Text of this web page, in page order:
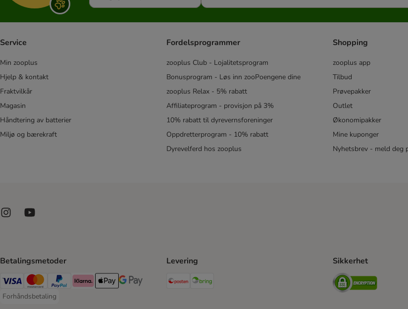
Service
Min zooplus
Hjelp & kontakt
Fraktvilkår
Magasin
Håndtering av batterier
Miljø og bærekraft
Fordelsprogrammer
zooplus Club - Lojalitetsprogram
Bonusprogram - Løs inn zooPoengene dine
zooplus Relax - 5% rabatt
Affiliateprogram - provisjon på 3%
10% rabatt til dyrevernsforeninger
Oppdretterprogram - 10% rabatt
Dyrevelferd hos zooplus
Shopping
zooplus app
Tilbud
Prøvepakker
Outlet
Økonomipakker
Mine kuponger
Nyhetsbrev - meld deg
Betalingsmetoder
Visa Payment Method
Mastercard Payment Method
PayPal Payment Method
Klarna Payment Method
Apple Pay Payment Method
Google Pay Payment Method
Forhåndsbetaling
Forhåndsbetaling Payment Method
Levering
Posten Shipping Method
Sikkerhet
Security